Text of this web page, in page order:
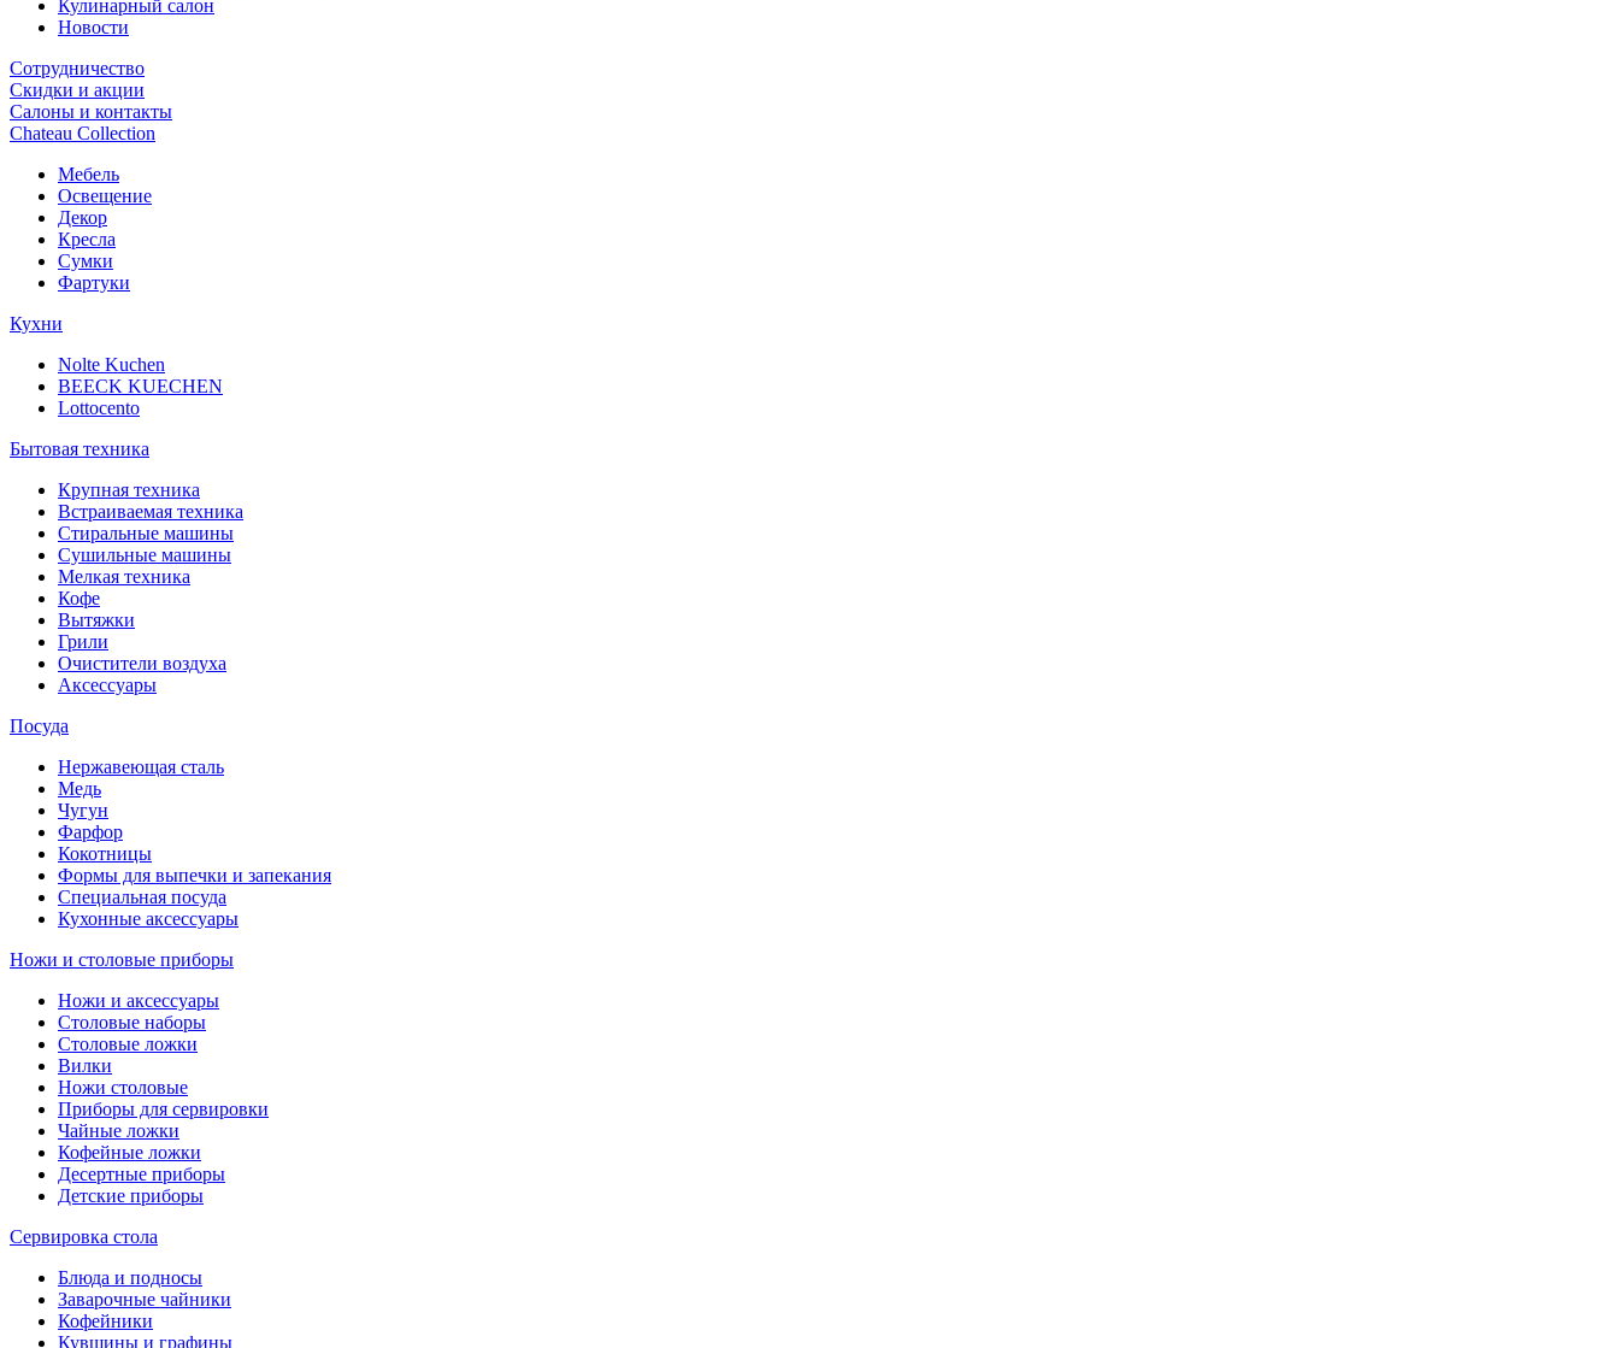
Кулинарный салон
Новости
Сотрудничество
Скидки и акции
Салоны и контакты
Chateau Collection
Мебель
Освещение
Декор
Кресла
Сумки
Фартуки
Кухни
Nolte Kuchen
BEECK KUECHEN
Lottocento
Бытовая техника
Крупная техника
Встраиваемая техника
Стиральные машины
Сушильные машины
Мелкая техника
Кофе
Вытяжки
Грили
Очистители воздуха
Аксессуары
Посуда
Нержавеющая сталь
Медь
Чугун
Фарфор
Кокотницы
Формы для выпечки и запекания
Специальная посуда
Кухонные аксессуары
Ножи и столовые приборы
Ножи и аксессуары
Столовые наборы
Столовые ложки
Вилки
Ножи столовые
Приборы для сервировки
Чайные ложки
Кофейные ложки
Десертные приборы
Детские приборы
Сервировка стола
Блюда и подносы
Заварочные чайники
Кофейники
Кувшины и графины